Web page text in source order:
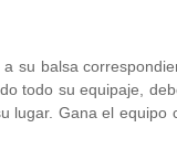
su balsa
todo su equipaje,
lugar. Gana el equipo